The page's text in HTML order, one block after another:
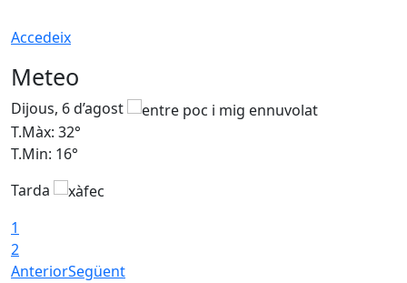
Accedeix
Meteo
Dijous, 6 d’agost
T.Màx: 32°
T.Min: 16°
Tarda
1
2
AnteriorSegüent